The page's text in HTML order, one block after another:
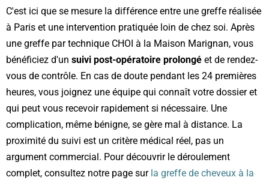
C'est ici que se mesure la différence entre une greffe réalisée
à Paris et une intervention pratiquée loin de chez soi. Après
une greffe par technique CHOI à la Maison Marignan, vous
bénéficiez d'un suivi post-opératoire prolongé et de rendez-
vous de contrôle. En cas de doute pendant les 24 premières
heures, vous joignez une équipe qui connaît votre dossier et
qui peut vous recevoir rapidement si nécessaire. Une
complication, même bénigne, se gère mal à distance. La
proximité du suivi est un critère médical réel, pas un
argument commercial. Pour découvrir le déroulement
complet, consultez notre page sur la greffe de cheveux à la